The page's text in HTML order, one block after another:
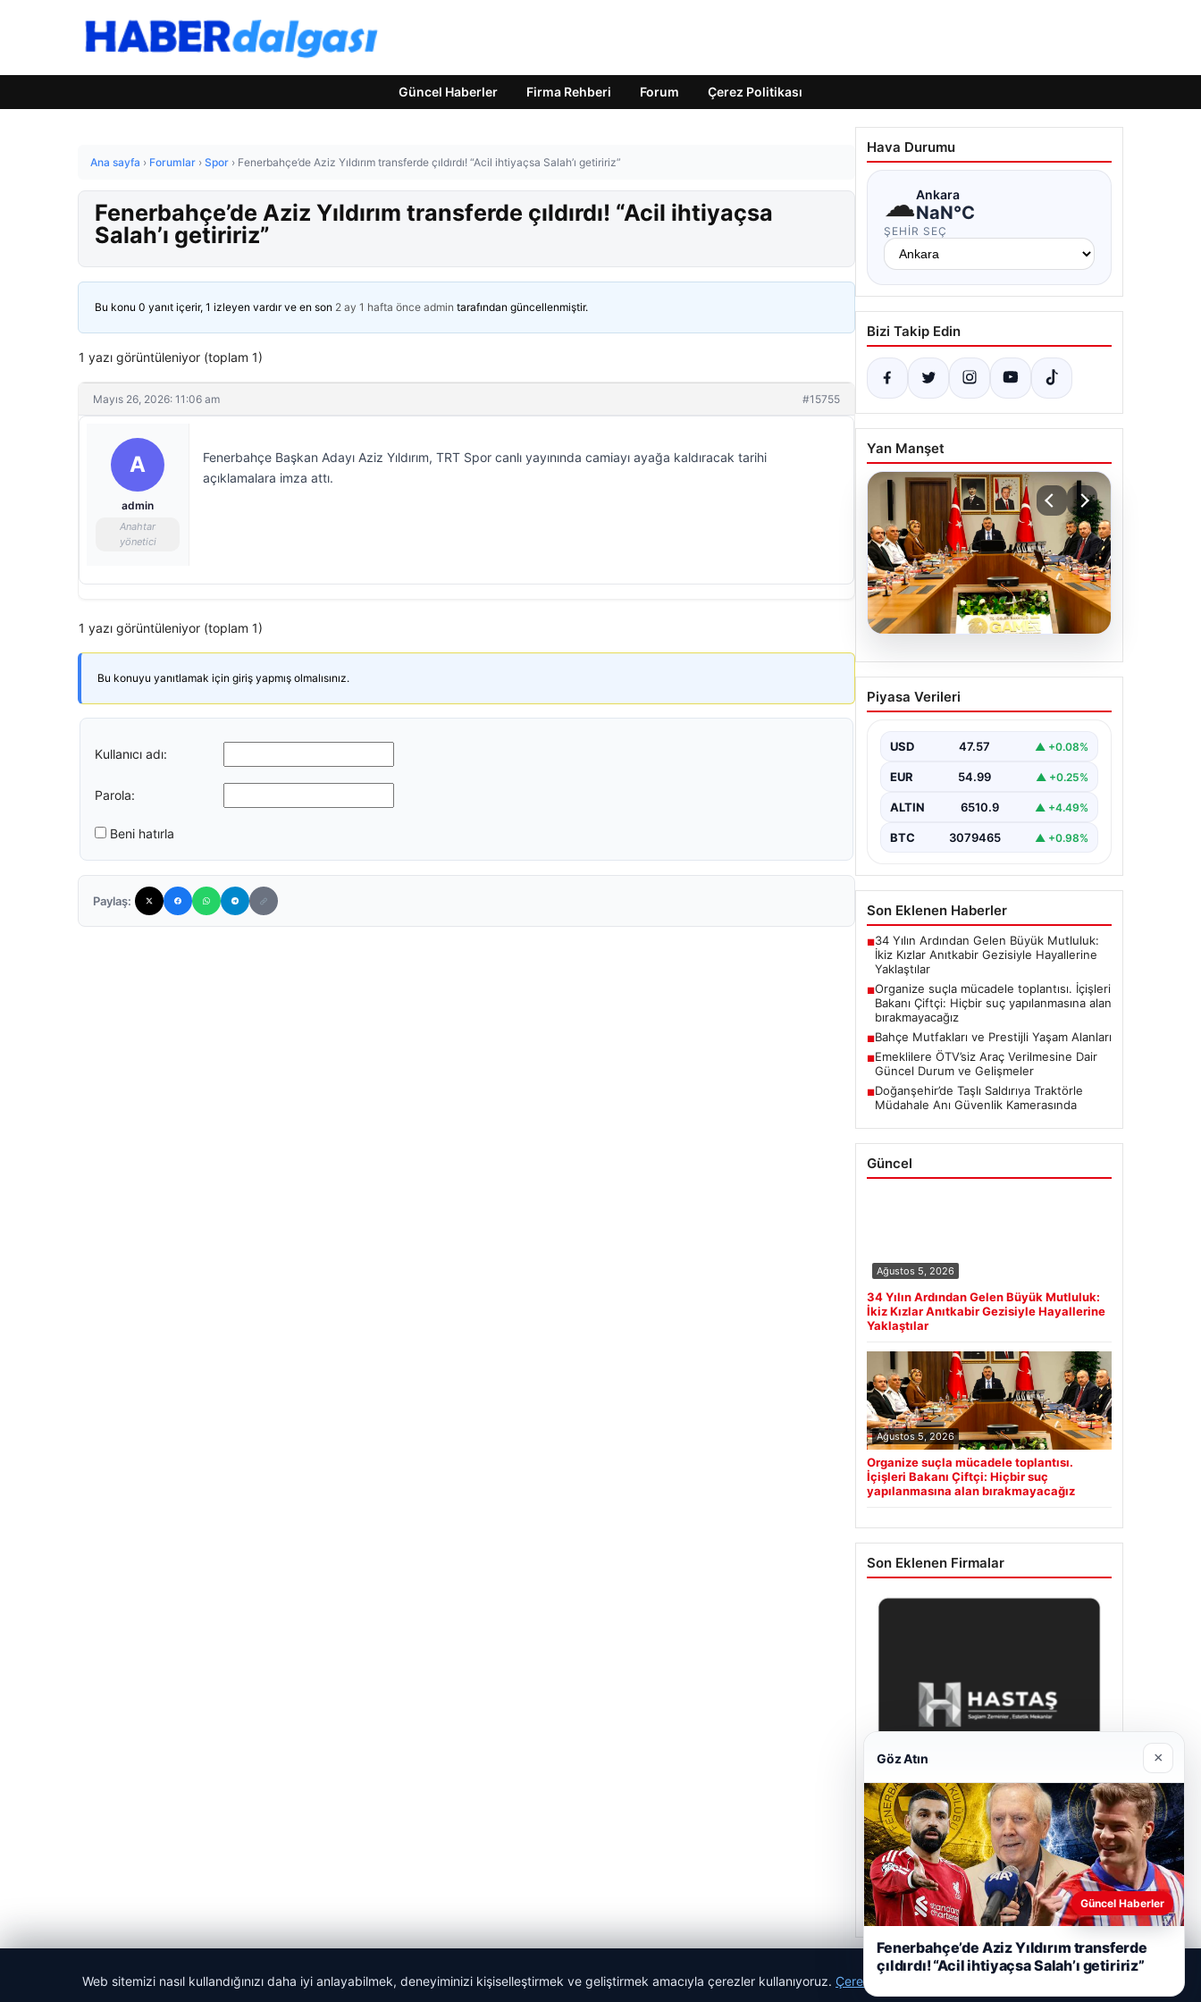
Güncel Haberler Firma Rehberi Forum Çerez Politikası
Ana sayfa › Forumlar › Spor › Fenerbahçe’de Aziz Yıldırım transferde çıldırdı! “Acil ihtiyaçsa Salah’ı getiririz”
Fenerbahçe’de Aziz Yıldırım transferde çıldırdı! “Acil ihtiyaçsa
Salah’ı getiririz”
Bu konu 0 yanıt içerir, 1 izleyen vardır ve en son 2 ay 1 hafta önce admin tarafından güncellenmiştir.
1 yazı görüntüleniyor (toplam 1)
Mayıs 26, 2026: 11:06 am #15755
A
admin
Anahtar
yönetici
Fenerbahçe Başkan Adayı Aziz Yıldırım, TRT Spor canlı yayınında camiayı ayağa kaldıracak tarihi
açıklamalara imza attı.
1 yazı görüntüleniyor (toplam 1)
Bu konuyu yanıtlamak için giriş yapmış olmalısınız.
Kullanıcı adı:
Parola:
Beni hatırla
Paylaş:
Hava Durumu
☁Ankara
NaN°C
ŞEHIR SEÇ
Bizi Takip Edin
Yan Manşet
05.08.2026
Organize suçla mücadele
toplantısı. İçişleri Bakanı
yapılanmasına alan
bırakmayacağız
Piyasa Verileri
USD 47.57 ▲ +0.08%
EUR 54.99 ▲ +0.25%
ALTIN 6510.9 ▲ +4.49%
BTC 3079465 ▲ +0.98%
Son Eklenen Haberler
■34 Yılın Ardından Gelen Büyük Mutluluk:
İkiz Kızlar Anıtkabir Gezisiyle Hayallerine
Yaklaştılar
■Organize suçla mücadele toplantısı. İçişleri
Bakanı Çiftçi: Hiçbir suç yapılanmasına alan
bırakmayacağız
■Bahçe Mutfakları ve Prestijli Yaşam Alanları
■Emeklilere ÖTV’siz Araç Verilmesine Dair
Güncel Durum ve Gelişmeler
■Doğanşehir’de Taşlı Saldırıya Traktörle
Müdahale Anı Güvenlik Kamerasında
Güncel
Ağustos 5, 2026
34 Yılın Ardından Gelen Büyük Mutluluk:
İkiz Kızlar Anıtkabir Gezisiyle Hayallerine
Yaklaştılar
Ağustos 5, 2026
Organize suçla mücadele toplantısı.
İçişleri Bakanı Çiftçi: Hiçbir suç
yapılanmasına alan bırakmayacağız
Son Eklenen Firmalar
Hastaş Beton
Mayıs 26, 2026
Web sitemizi nasıl kullandığınızı daha iyi anlayabilmek, deneyiminizi kişiselleştirmek ve geliştirmek amacıyla çerezler kullanıyoruz. Çerez Politikamız
Göz Atın ×
Güncel Haberler
Fenerbahçe’de Aziz Yıldırım transferde
çıldırdı! “Acil ihtiyaçsa Salah’ı getiririz”